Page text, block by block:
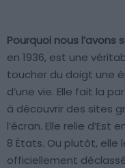
Pourquoi nous l’avons
en 1936, est une
toucher du doigt une
d’une vie. Elle fait la
à découvrir des sites
l’écran. Elle relie
8 États. Ou plutôt, elle
officiellement